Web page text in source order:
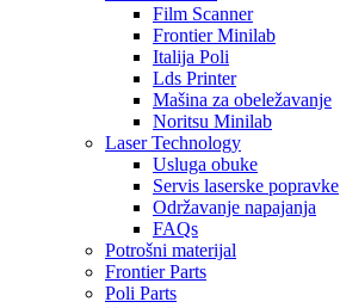
Film Scanner
Frontier Minilab
Italija Poli
Lds Printer
Mašina za obeležavanje
Noritsu Minilab
Laser Technology
Usluga obuke
Servis laserske popravke
Održavanje napajanja
FAQs
Potrošni materijal
Frontier Parts
Poli Parts